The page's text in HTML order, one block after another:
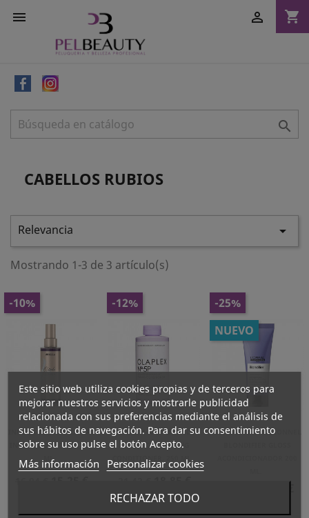
 shopping_cart


CABELLOS RUBIOS
Relevancia 
Mostrando 1-3 de 3 artículo(s)
INDOLA BLONDE EXPERT
INSTA COOL SPRAY, 150
ML.
-10%
OLAPLEX Nº5P BLONDE
ENHANCER TONING
CONDITIONER, 250 ML.
Normal
-12%
L´OREAL PROFESSIONNEL
-25%
NUEVO
Este sitio web utiliza cookies propias y de terceros para
mejorar nuestros servicios y mostrarle publicidad
relacionada con sus preferencias mediante el análisis de
sus hábitos de navegación. Para dar su consentimiento
sobre su uso pulse el botón Acepto.
Más información Personalizar cookies
RECHAZAR TODO